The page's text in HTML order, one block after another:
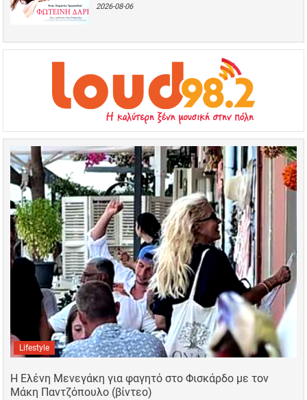
2026-08-06
Lifestyle
Η Ελένη Μενεγάκη για φαγητό στο Φισκάρδο με τον
Μάκη Παντζόπουλο (βίντεο)